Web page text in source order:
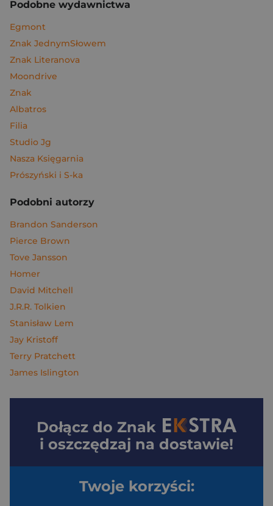
Podobne wydawnictwa
Egmont
Znak JednymSłowem
Znak Literanova
Moondrive
Znak
Albatros
Filia
Studio Jg
Nasza Księgarnia
Prószyński i S-ka
Podobni autorzy
Brandon Sanderson
Pierce Brown
Tove Jansson
Homer
David Mitchell
J.R.R. Tolkien
Stanisław Lem
Jay Kristoff
Terry Pratchett
James Islington
Dołącz do Znak
i oszczędzaj na dostawie!
Twoje korzyści: